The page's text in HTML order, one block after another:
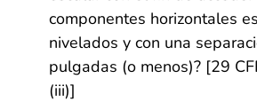
componentes horizontales
nivelados y con una
pulgadas (o menos)? [29
(iii)]